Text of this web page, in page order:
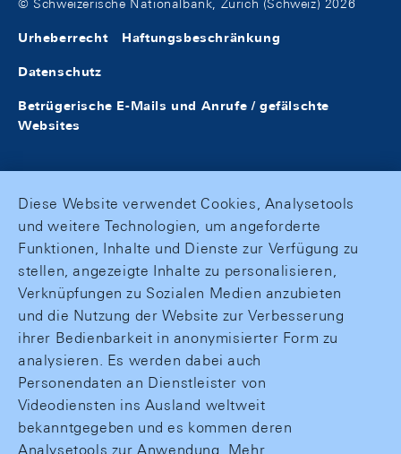
© Schweizerische Nationalbank, Zürich (Schweiz) 2026
Urheberrecht Haftungsbeschränkung
Datenschutz
Betrügerische E-Mails und Anrufe / gefälschte
Websites
Diese Website verwendet Cookies, Analysetools
und weitere Technologien, um angeforderte
Funktionen, Inhalte und Dienste zur Verfügung zu
stellen, angezeigte Inhalte zu personalisieren,
Verknüpfungen zu Sozialen Medien anzubieten
und die Nutzung der Website zur Verbesserung
ihrer Bedienbarkeit in anonymisierter Form zu
analysieren. Es werden dabei auch
Personendaten an Dienstleister von
Videodiensten ins Ausland weltweit
bekanntgegeben und es kommen deren
Analysetools zur Anwendung. Mehr